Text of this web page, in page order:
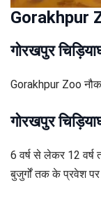
Gorakhpur
गोरखपुर
Gorakhpur Zoo
गोरखपुर
6 वर्ष से लेकर 12
बुजुर्गों तक के प्रवेश